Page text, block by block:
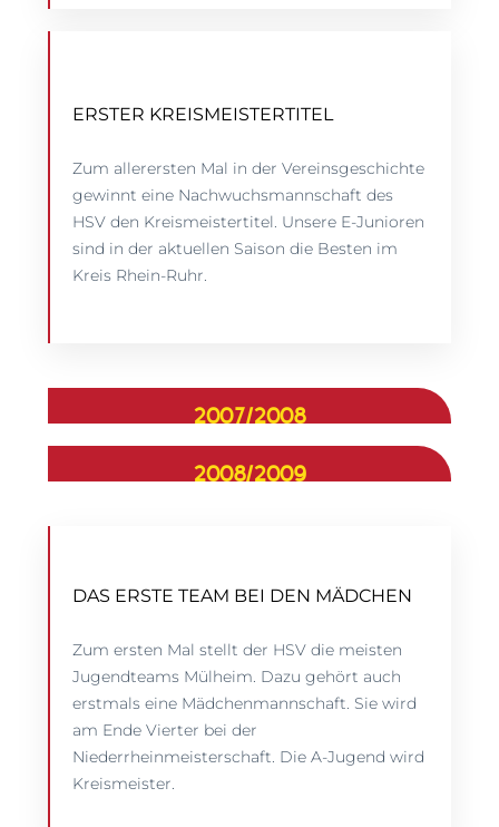
ERSTER KREISMEISTERTITEL
Zum allerersten Mal in der Vereinsgeschichte
gewinnt eine Nachwuchsmannschaft des
HSV den Kreismeistertitel. Unsere E-Junioren
sind in der aktuellen Saison die Besten im
Kreis Rhein-Ruhr.
2007/2008
2008/2009
DAS ERSTE TEAM BEI DEN MÄDCHEN
Zum ersten Mal stellt der HSV die meisten
Jugendteams Mülheim. Dazu gehört auch
erstmals eine Mädchenmannschaft. Sie wird
am Ende Vierter bei der
Niederrheinmeisterschaft. Die A-Jugend wird
Kreismeister.